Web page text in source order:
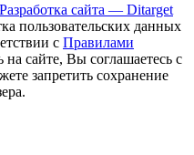
Разработка сайта — Ditarget
пользовательских данных
с Правилами
на сайте, Вы соглашаетесь с
запретить сохранение